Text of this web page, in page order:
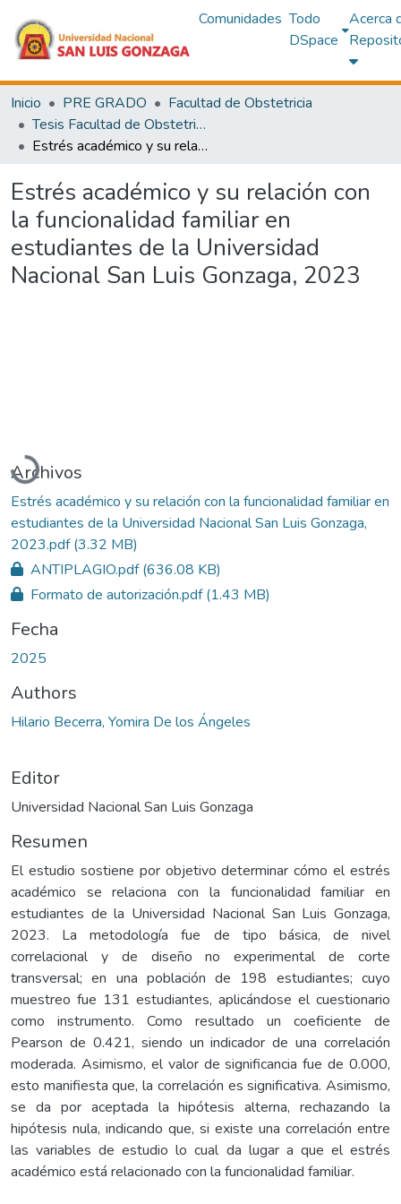
Comunidades Todo
DSpace
Acerca
Inicio PRE GRADO
Facultad de Obstetricia
Tesis Facultad de Obstetricia
Estrés académico y su relación con la funcionalidad familiar en estudiantes de la Universidad Nacional San Luis Gonzaga, 2023
Estrés académico y su relación con
la funcionalidad familiar en
estudiantes de la Universidad
Nacional San Luis Gonzaga, 2023
Cargando...
Archivos
Estrés académico y su relación con la funcionalidad familiar en
estudiantes de la Universidad Nacional San Luis Gonzaga,
2023.pdf(3.32 MB)
ANTIPLAGIO.pdf(636.08 KB)
Formato de autorización.pdf(1.43 MB)
Fecha
2025
Authors
Hilario Becerra, Yomira De los Ángeles
Editor
Universidad Nacional San Luis Gonzaga
Resumen
El estudio sostiene por objetivo determinar cómo el estrés
académico se relaciona con la funcionalidad familiar en
estudiantes de la Universidad Nacional San Luis Gonzaga,
2023. La metodología fue de tipo básica, de nivel
correlacional y de diseño no experimental de corte
transversal; en una población de 198 estudiantes; cuyo
muestreo fue 131 estudiantes, aplicándose el cuestionario
como instrumento. Como resultado un coeficiente de
Pearson de 0.421, siendo un indicador de una correlación
moderada. Asimismo, el valor de significancia fue de 0.000,
esto manifiesta que, la correlación es significativa. Asimismo,
se da por aceptada la hipótesis alterna, rechazando la
hipótesis nula, indicando que, si existe una correlación entre
las variables de estudio lo cual da lugar a que el estrés
académico está relacionado con la funcionalidad familiar.